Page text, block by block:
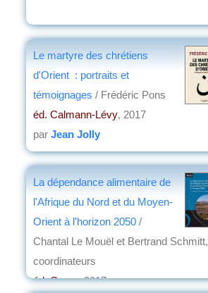
Le martyre des chrétiens
d'Orient : portraits et
témoignages / Frédéric Pons
éd. Calmann-Lévy, 2017
par Jean Jolly
La dépendance alimentaire de
l'Afrique du Nord et du Moyen-
Orient à l'horizon 2050 /
Chantal Le Mouël et Bertrand Schmitt,
coordinateurs
éd. Quae, 2017